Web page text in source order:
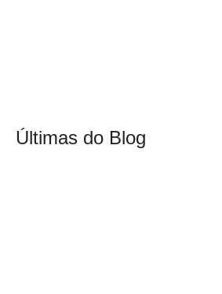
Últimas do Blog